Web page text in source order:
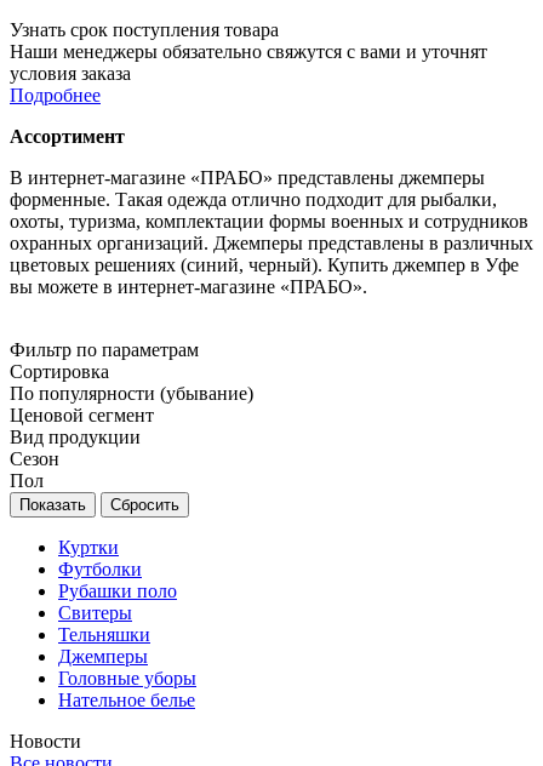
Узнать срок поступления товара
Наши менеджеры обязательно свяжутся с вами и уточнят
условия заказа
Подробнее
Ассортимент
В интернет-магазине «ПРАБО» представлены джемперы
форменные. Такая одежда отлично подходит для рыбалки,
охоты, туризма, комплектации формы военных и сотрудников
охранных организаций. Джемперы представлены в различных
цветовых решениях (синий, черный). Купить джемпер в Уфе
вы можете в интернет-магазине «ПРАБО».
Фильтр по параметрам
Сортировка
По популярности (убывание)
Ценовой сегмент
Вид продукции
Сезон
Пол
Сбросить
Куртки
Футболки
Рубашки поло
Свитеры
Тельняшки
Джемперы
Головные уборы
Нательное белье
Новости